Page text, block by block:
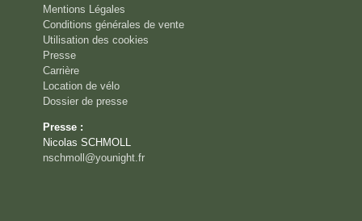
Mentions Légales
Conditions générales de vente
Utilisation des cookies
Presse
Carrière
Location de vélo
Dossier de presse
Presse :
Nicolas SCHMOLL
nschmoll@younight.fr